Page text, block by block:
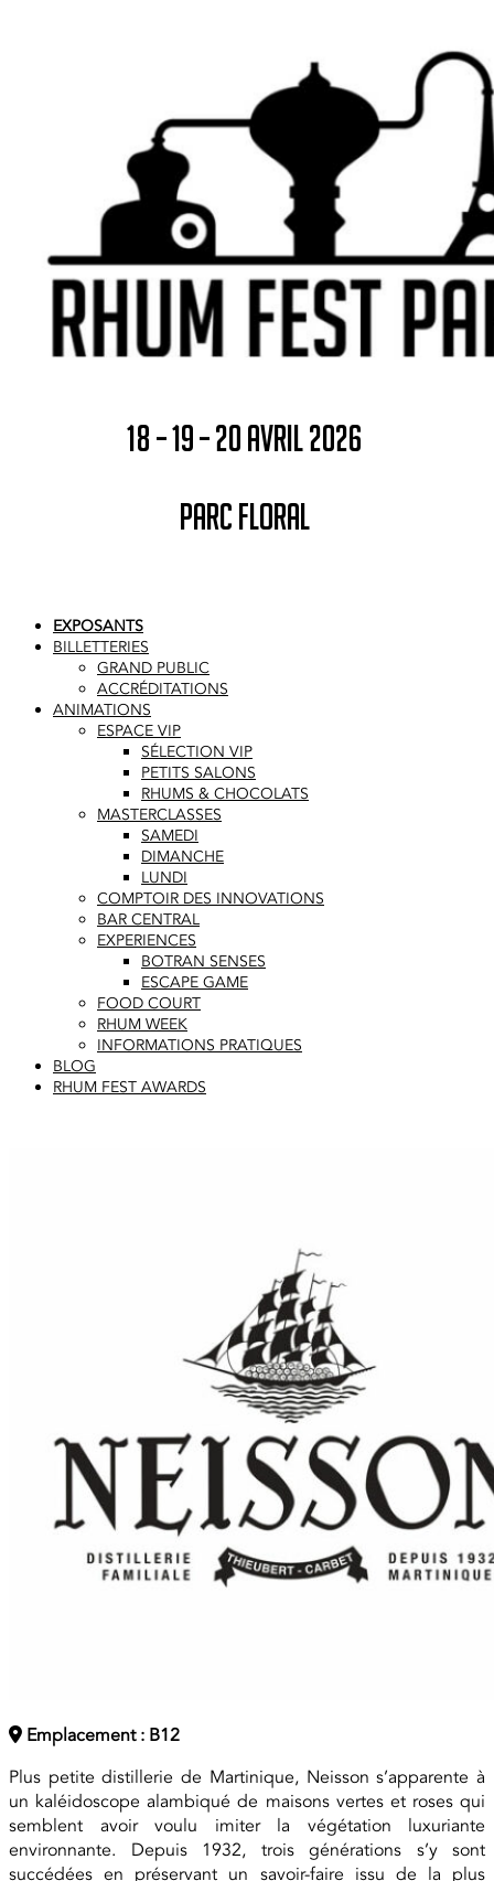
18 – 19 – 20 AVRIL 2026
PARC FLORAL
EXPOSANTS
BILLETTERIES
GRAND PUBLIC
ACCRÉDITATIONS
ANIMATIONS
ESPACE VIP
SÉLECTION VIP
PETITS SALONS
RHUMS & CHOCOLATS
MASTERCLASSES
SAMEDI
DIMANCHE
LUNDI
COMPTOIR DES INNOVATIONS
BAR CENTRAL
EXPERIENCES
BOTRAN SENSES
ESCAPE GAME
FOOD COURT
RHUM WEEK
INFORMATIONS PRATIQUES
BLOG
RHUM FEST AWARDS
Emplacement : B12
Plus petite distillerie de Martinique, Neisson s’apparente à
un kaléidoscope alambiqué de maisons vertes et roses qui
semblent avoir voulu imiter la végétation luxuriante
environnante. Depuis 1932, trois générations s’y sont
succédées en préservant un savoir-faire issu de la plus